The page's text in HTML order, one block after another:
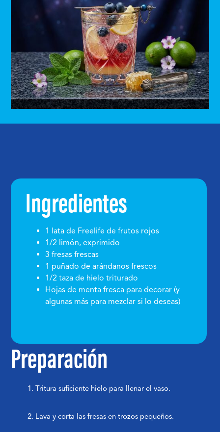
Ingredientes
1 lata de Freelife de frutos rojos
1/2 limón, exprimido
3 fresas frescas
1 puñado de arándanos frescos
1/2 taza de hielo triturado
Hojas de menta fresca para decorar (y
algunas más para mezclar si lo deseas)
Preparación
Tritura suficiente hielo para llenar el vaso.
Lava y corta las fresas en trozos pequeños.